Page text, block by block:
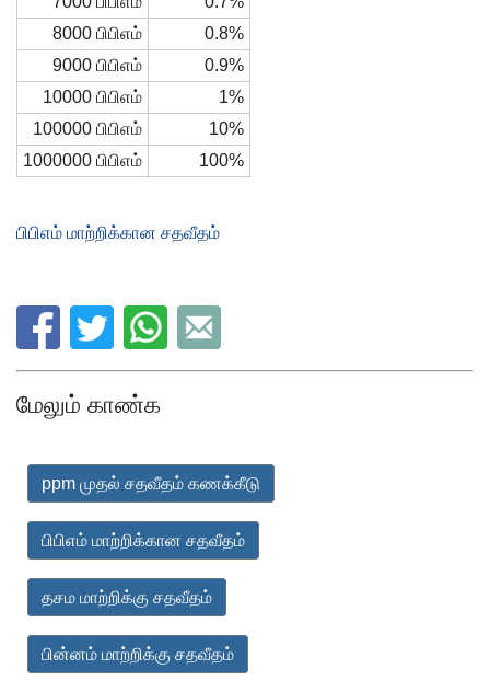
8000 பிபிஎம்
0.8%
9000 பிபிஎம்
0.9%
10000 பிபிஎம்
1%
100000 பிபிஎம்
10%
1000000 பிபிஎம்
100%
பிபிஎம் மாற்றிக்கான சதவீதம்
மேலும் காண்க
ppm முதல் சதவீதம் கணக்கீடு
பிபிஎம் மாற்றிக்கான சதவீதம்
தசம மாற்றிக்கு சதவீதம்
பின்னம் மாற்றிக்கு சதவீதம்